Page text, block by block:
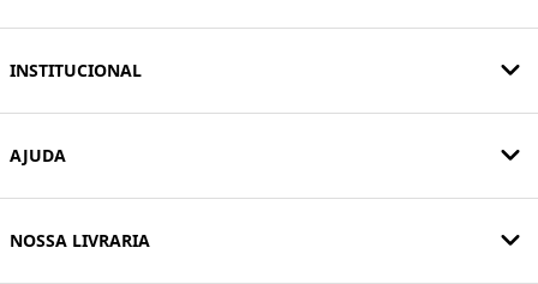
INSTITUCIONAL
AJUDA
NOSSA LIVRARIA